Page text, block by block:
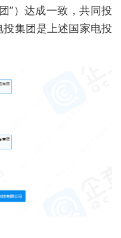
”）达成一致，共同投
集团是上述国家电投